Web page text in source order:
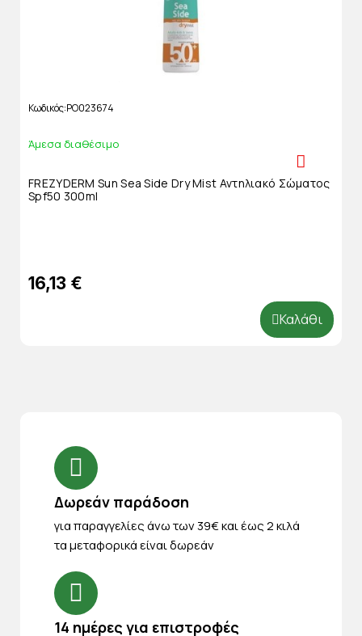
Κωδικός PO023674
Άμεσα διαθέσιμο
FREZYDERM Sun Sea Side Dry Mist Αντηλιακό Σώματος
Spf50 300ml
16,13 €
Καλάθι
Δωρεάν παράδοση
για παραγγελίες άνω των 39€ και έως 2 κιλά
τα μεταφορικά είναι δωρεάν
14 ημέρες για επιστροφές